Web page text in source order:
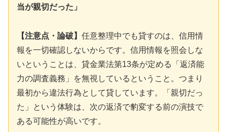
当が親切だった」
【注意点・論破】 任意整理中でも貸すのは、信用情
報を一切確認しないからです。信用情報を照会しな
いということは、貸金業法第13条が定める「返済能
力の調査義務」を無視しているということ。つまり
最初から違法行為として貸しています。「親切だっ
た」という体験は、次の返済で豹変する前の演技で
ある可能性が高いです。